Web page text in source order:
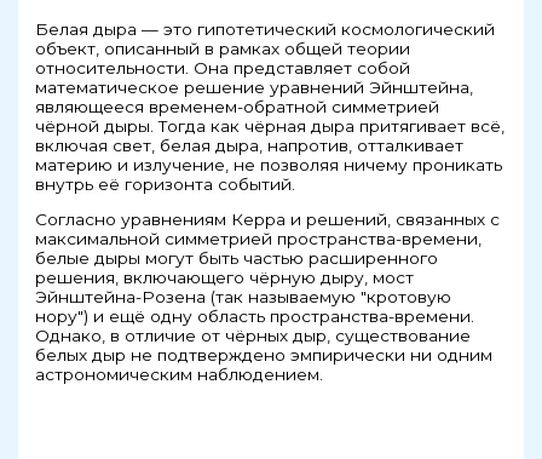
Белая дыра — это гипотетический космологический
объект, описанный в рамках общей теории
относительности. Она представляет собой
математическое решение уравнений Эйнштейна,
являющееся временем-обратной симметрией
чёрной дыры. Тогда как чёрная дыра притягивает всё,
включая свет, белая дыра, напротив, отталкивает
материю и излучение, не позволяя ничему проникать
внутрь её горизонта событий.
Согласно уравнениям Керра и решений, связанных с
максимальной симметрией пространства-времени,
белые дыры могут быть частью расширенного
решения, включающего чёрную дыру, мост
Эйнштейна-Розена (так называемую "кротовую
нору") и ещё одну область пространства-времени.
Однако, в отличие от чёрных дыр, существование
белых дыр не подтверждено эмпирически ни одним
астрономическим наблюдением.